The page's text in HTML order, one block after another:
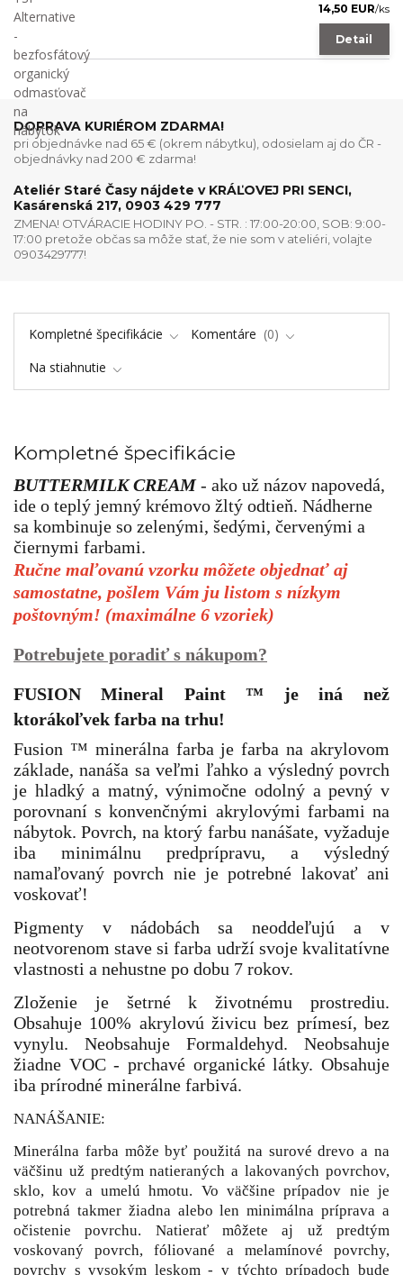
14,50 EUR/ks
Detail
DOPRAVA KURIÉROM ZDARMA!
pri objednávke nad 65 € (okrem nábytku), odosielam aj do ČR -
objednávky nad 200 € zdarma!
Ateliér Staré Časy nájdete v KRÁĽOVEJ PRI SENCI,
Kasárenská 217, 0903 429 777
ZMENA! OTVÁRACIE HODINY PO. - STR. : 17:00-20:00, SOB: 9:00-
17:00 pretože občas sa môže stať, že nie som v ateliéri, volajte
0903429777!
Kompletné špecifikácie Komentáre
0
Na stiahnutie
Kompletné špecifikácie
BUTTERMILK CREAM- ako už názov napovedá,
ide o teplý jemný krémovo žltý odtieň. Nádherne
sa kombinuje so zelenými, šedými, červenými a
čiernymi farbami.
Ručne maľovanú vzorku môžete objednať aj
samostatne, pošlem Vám ju listom s nízkym
poštovným! (maximálne 6 vzoriek)
Potrebujete poradiť s nákupom?
FUSION Mineral Paint™ je iná než
ktorákoľvek farba na trhu!
Fusion ™ minerálna farba je farba na akrylovom
základe, nanáša sa veľmi ľahko a výsledný povrch
je hladký a matný, výnimočne odolný a pevný v
porovnaní s konvenčnými akrylovými farbami na
nábytok. Povrch, na ktorý farbu nanášate, vyžaduje
iba minimálnu predprípravu, a výsledný
namaľovaný povrch nie je potrebné lakovať ani
voskovať!
Pigmenty v nádobách sa neoddeľujú a v
neotvorenom stave si farba udrží svoje kvalitatívne
vlastnosti a nehustne po dobu 7 rokov.
Zloženie je šetrné k životnému prostrediu.
Obsahuje 100% akrylovú živicu bez prímesí, bez
vynylu. Neobsahuje Formaldehyd. Neobsahuje
žiadne VOC - prchavé organické látky. Obsahuje
iba prírodné minerálne farbivá.
NANÁŠANIE:
Minerálna farba môže byť použitá na surové drevo a na
väčšinu už predtým natieraných a lakovaných povrchov,
sklo, kov a umelú hmotu. Vo väčšine prípadov nie je
potrebná takmer žiadna alebo len minimálna príprava a
očistenie povrchu. Natierať môžete aj už predtým
voskovaný povrch, fóliované a melamínové povrchy,
povrchy s vysokým leskom - v týchto prípadoch bude